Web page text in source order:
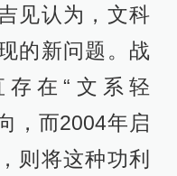
见认为，文科
的新问题。战
在“文系轻
，而2004年启
则将这种功利